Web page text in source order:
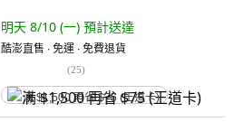
明天 8/10 (一) 預計送達
酷澎直售 ∙ 免運 ∙ 免費退貨
(25)
满 $1,500 再省 $75 (王道卡)